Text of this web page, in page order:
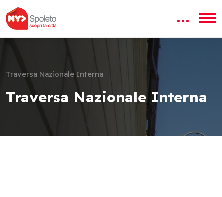
Traversa Nazionale Interna
Traversa Nazionale Interna